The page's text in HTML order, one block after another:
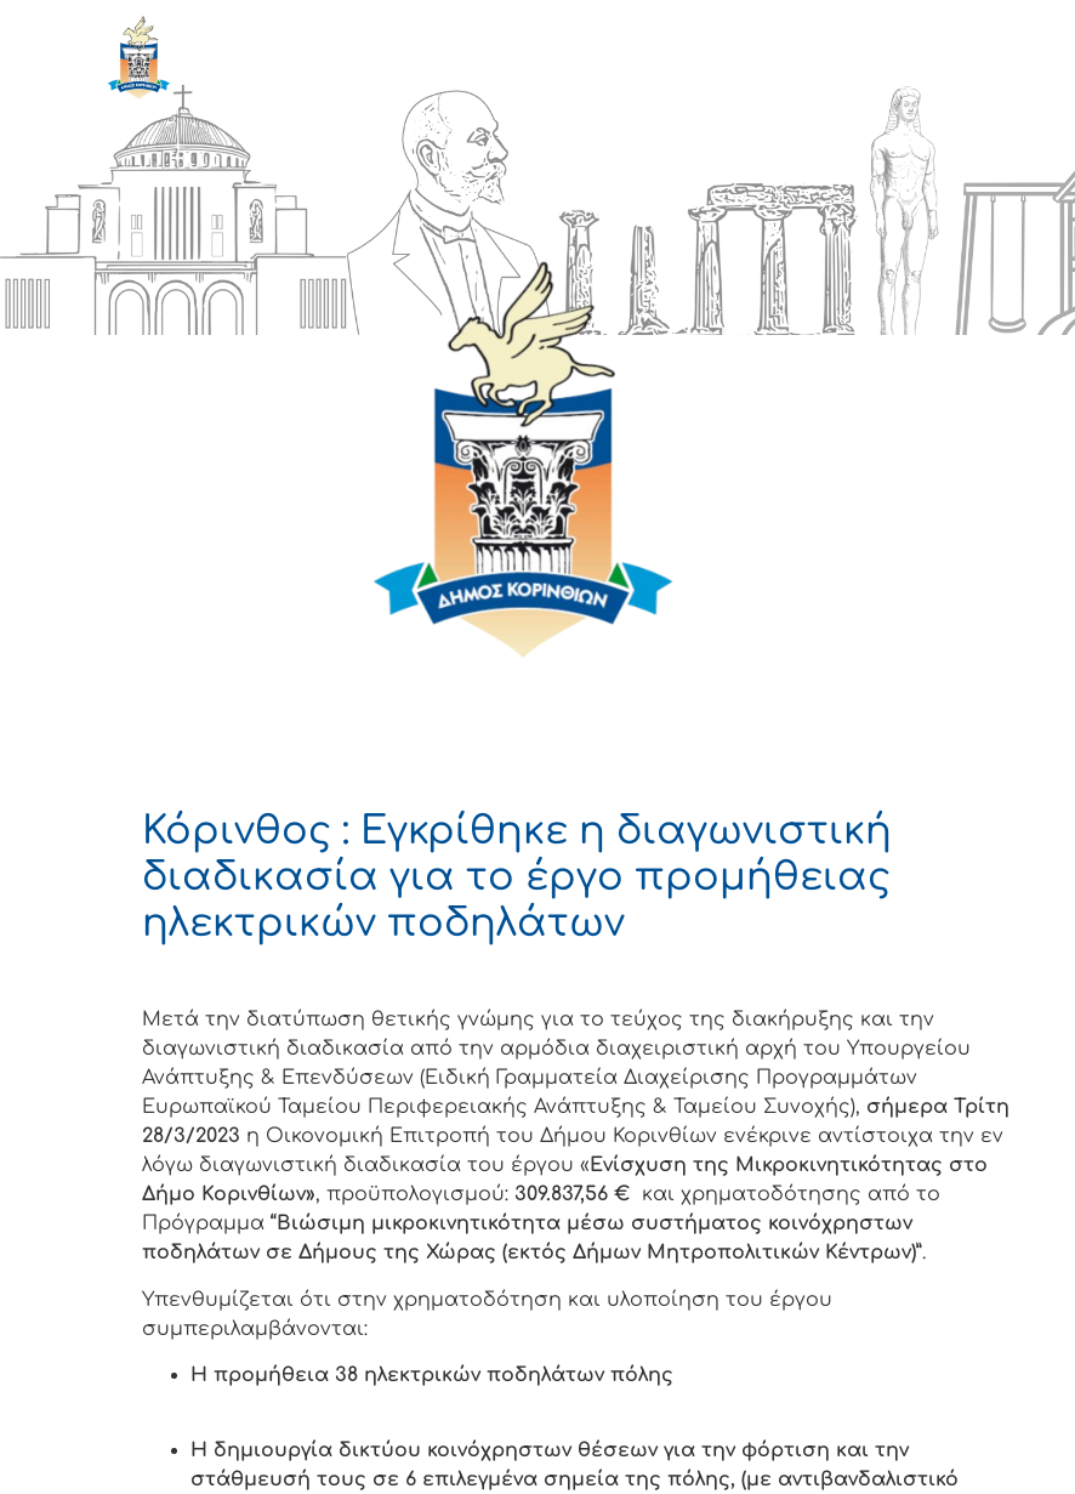
Κόρινθος : Εγκρίθηκε η διαγωνιστική
διαδικασία για το έργο προμήθειας
ηλεκτρικών ποδηλάτων
Μετά την διατύπωση θετικής γνώμης για το τεύχος της διακήρυξης και την
διαγωνιστική διαδικασία από την αρμόδια διαχειριστική αρχή του Υπουργείου
Ανάπτυξης & Επενδύσεων (Ειδική Γραμματεία Διαχείρισης Προγραμμάτων
Ευρωπαϊκού Ταμείου Περιφερειακής Ανάπτυξης & Ταμείου Συνοχής), σήμερα Τρίτη
28/3/2023 η Οικονομική Επιτροπή του Δήμου Κορινθίων ενέκρινε αντίστοιχα την εν
λόγω διαγωνιστική διαδικασία του έργου «Ενίσχυση της Μικροκινητικότητας στο
Δήμο Κορινθίων», προϋπολογισμού: 309.837,56 €
και χρηματοδότησης από το
Πρόγραμμα “Βιώσιμη μικροκινητικότητα μέσω συστήματος κοινόχρηστων
ποδηλάτων σε Δήμους της Χώρας (εκτός Δήμων Μητροπολιτικών Κέντρων)”.
Υπενθυμίζεται ότι στην χρηματοδότηση και υλοποίηση του έργου
συμπεριλαμβάνονται:
Η προμήθεια 38 ηλεκτρικών ποδηλάτων πόλης
Η δημιουργία δικτύου κοινόχρηστων θέσεων για την φόρτιση και την
στάθμευσή τους σε 6 επιλεγμένα σημεία της πόλης, (με αντιβανδαλιστικό